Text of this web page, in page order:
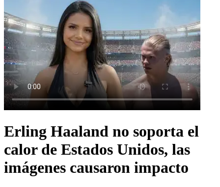
Erling Haaland no soporta el
calor de Estados Unidos, las
imágenes causaron impacto